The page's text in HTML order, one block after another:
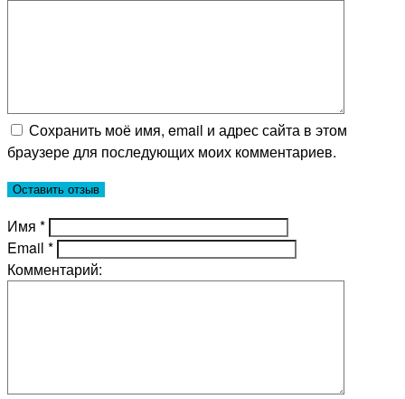
Сохранить моё имя, email и адрес сайта в этом
браузере для последующих моих комментариев.
Имя *
Email *
Комментарий: